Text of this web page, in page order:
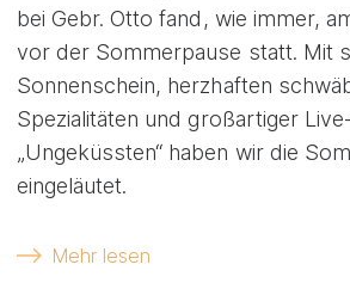
bei Gebr. Otto fand, wie immer,
vor der Sommerpause statt. Mit
Sonnenschein, herzhaften
Spezialitäten und großartiger
„Ungeküssten“ haben wir die
eingeläutet.
Mehr lesen